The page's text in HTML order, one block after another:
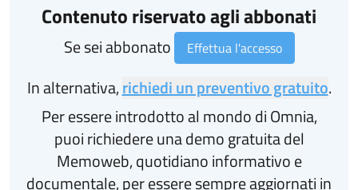
Contenuto riservato agli abbonati
Se sei abbonato Effettua l'accesso
In alternativa,richiedi un preventivo gratuito.
Per essere introdotto al mondo di Omnia,
puoi richiedere una demo gratuita del
Memoweb, quotidiano informativo e
documentale, per essere sempre aggiornati in